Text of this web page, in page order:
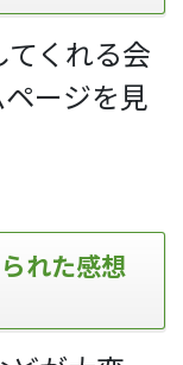
くれる会
ージを見
れた感想